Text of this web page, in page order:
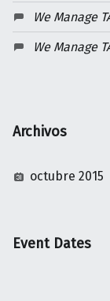
We Manage
We Manage
Archivos
octubre 2015
Event Dates